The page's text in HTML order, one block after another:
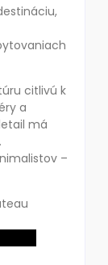
citlivú k
a
má
–